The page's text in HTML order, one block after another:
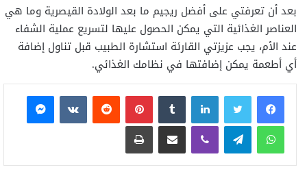
بعد أن تعرفتي على أفضل ريجيم ما بعد الولادة القيصرية وما هي
العناصر الغذائية التي يمكن الحصول عليها لتسريع عملية الشفاء
عند الأم، يجب عزيزتي القارئة استشارة الطبيب قبل تناول إضافة
أي أطعمة يمكن إضافتها في نظامك الغذائي.
فيسبوكتويتر لينكدإن بينتيريست
ماسنجر
واتساب تيلقرام ڤايبر مشاركة عبر البريد طباعة